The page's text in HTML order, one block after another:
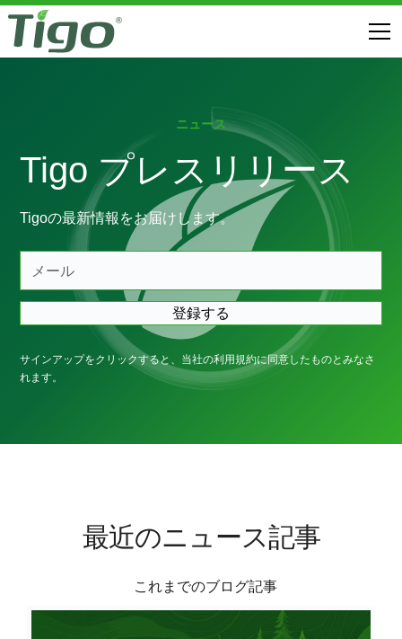
ニュース
Tigo プレスリリース
Tigoの最新情報をお届けします。
サインアップをクリックすると、当社の利用規約に同意したものとみなさ
れます。
最近のニュース記事
これまでのブログ記事